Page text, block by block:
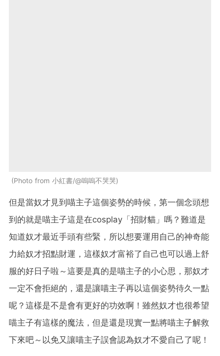
Photo from 小紅書/@嗚嗚不哭哭
但是當奴才見到喵主子這個姿勢的時候，第一個念頭想
到的就是喵主子這是在cosplay「招財貓」嗎？難道是
知道奴才最近手頭有些緊，所以想要運用自己的神奇能
力給奴才招點財運，這樣奴才富裕了自己也可以過上舒
服的好日子啦～這要是真的是喵主子的小心思，那奴才
一定不會拒絕的，還是讓喵主子再以這個姿勢待久一點
呢？這樣是不是會有更好的功效啊！雖然奴才也很希望
喵主子有這樣的魔法，但是還是現實一點將喵主子解救
下來吧～以免又讓喵主子誤會認為奴才不愛自己了呢！